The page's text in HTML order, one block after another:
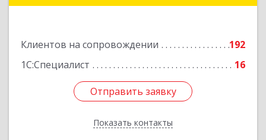
Клиентов на сопровождении
192
1С:Специалист
16
Отправить заявку
Показать контакты
Подробнее
Отправить заявку
Назад